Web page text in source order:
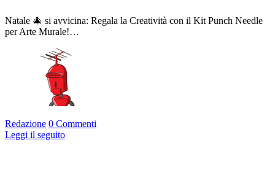
Natale 🎄 si avvicina: Regala la Creatività con il Kit Punch Needle
per Arte Murale!…
Redazione 0 Commenti
Leggi il seguito